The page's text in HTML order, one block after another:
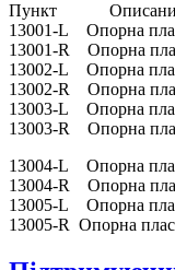
Пункт
13001-L Опорна
13001-R Опорна
13002-L Опорна
13002-R Опорна
13003-L Опорна
13003-R Опорна
13004-L Опорна
13004-R Опорна
13005-L Опорна
13005-R Опорна